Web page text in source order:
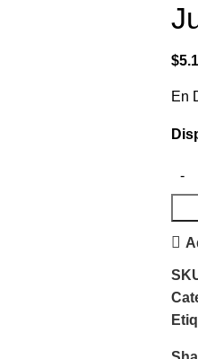
$
En